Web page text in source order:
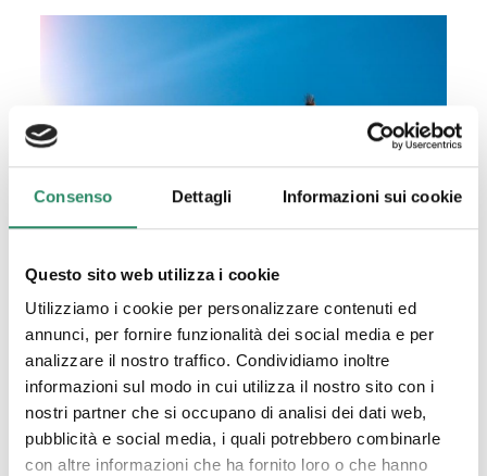
Consenso Dettagli Informazioni sui cookie
Questo sito web utilizza i cookie
Utilizziamo i cookie per personalizzare contenuti ed
annunci, per fornire funzionalità dei social media e per
analizzare il nostro traffico. Condividiamo inoltre
informazioni sul modo in cui utilizza il nostro sito con i
nostri partner che si occupano di analisi dei dati web,
pubblicità e social media, i quali potrebbero combinarle
con altre informazioni che ha fornito loro o che hanno
Post correlati
22 Giugno 2026